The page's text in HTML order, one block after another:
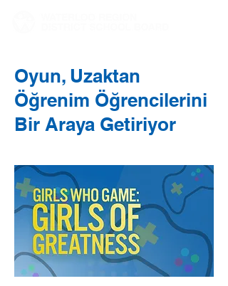
Oyun, Uzaktan
Öğrenim Öğrencilerini
Bir Araya Getiriyor